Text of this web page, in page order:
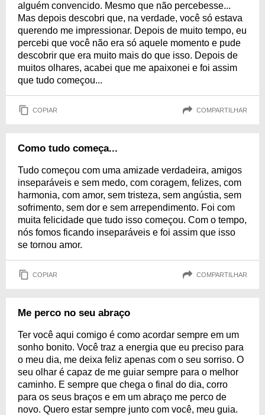
alguém convencido. Mesmo que não percebesse...
Mas depois descobri que, na verdade, você só estava
querendo me impressionar. Depois de muito tempo, eu
percebi que você não era só aquele momento e pude
descobrir que era muito mais do que isso. Depois de
muitos olhares, acabei que me apaixonei e foi assim
que tudo começou...
COPIAR COMPARTILHAR
Como tudo começa...
Tudo começou com uma amizade verdadeira, amigos
inseparáveis e sem medo, com coragem, felizes, com
harmonia, com amor, sem tristeza, sem angústia, sem
sofrimento, sem dor e sem arrependimento. Foi com
muita felicidade que tudo isso começou. Com o tempo,
nós fomos ficando inseparáveis e foi assim que isso
se tornou amor.
COPIAR COMPARTILHAR
Me perco no seu abraço
Ter você aqui comigo é como acordar sempre em um
sonho bonito. Você traz a energia que eu preciso para
o meu dia, me deixa feliz apenas com o seu sorriso. O
seu olhar é capaz de me guiar sempre para o melhor
caminho. E sempre que chega o final do dia, corro
para os seus braços e em um abraço me perco de
novo. Quero estar sempre junto com você, meu guia.